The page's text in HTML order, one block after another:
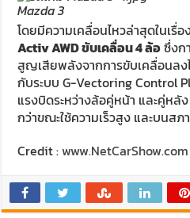
Mazda 3
โดยมีความเคลื่อนไหวล่าสุดในเรื่อ
Activ AWD ขับเคลื่อน 4 ล้อซึ่งก
สูญเสียพลังจากการขับเคลื่อนลง
กับระบบ G-Vectoring Control
แรงบิดระหว่างล้อคู่หน้า และคู่หลั
กว่าขณะใช้ความเร็วสูง และบนส
Credit :www.NetCarShow.com